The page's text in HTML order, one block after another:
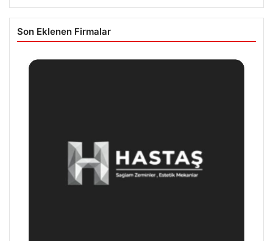
Son Eklenen Firmalar